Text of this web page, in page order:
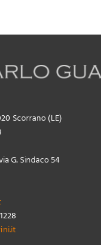
Scorrano (LE)
G. Sindaco 54